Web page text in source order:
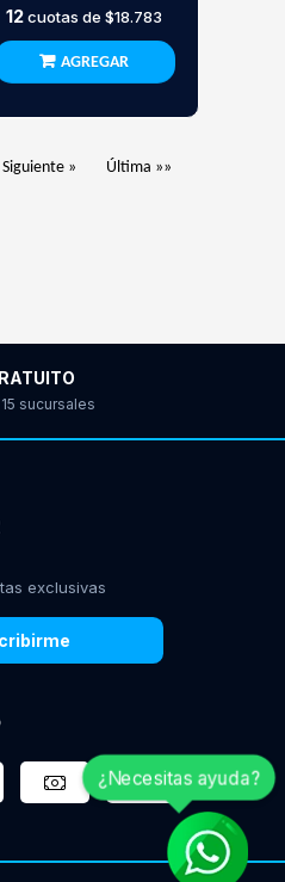
12cuotas de$18.783
AGREGAR
Siguiente » Última »»
sucursales
exclusivas
¿Necesitas ayuda?